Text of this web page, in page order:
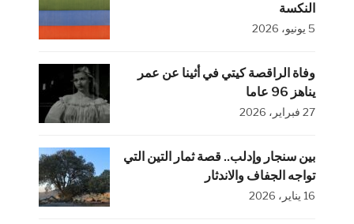
النكسة
5 يونيو، 2026
وفاة الراقصة كيتي في أثينا عن عمر
يناهز 96 عاما
27 فبراير، 2026
بين سنجار وإدلب.. قصة ثمار التين التي
تواجه الجفاف والاندثار
16 يناير، 2026